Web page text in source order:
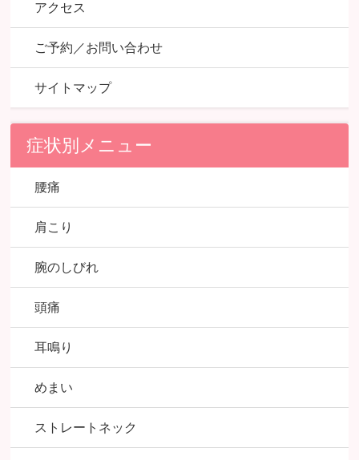
アクセス
ご予約／お問い合わせ
サイトマップ
症状別メニュー
腰痛
肩こり
腕のしびれ
頭痛
耳鳴り
めまい
ストレートネック